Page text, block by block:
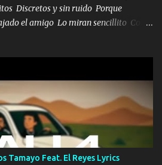
Discretos y sin ruido Porque
el amigo Lo miran sencillito Con
Y sus guitarras ya van sonando
agarrar el vuelo y la mente y
buen trago Y así es como empezamos
(Music) A vido alta y bajas La carreta
Ya me han pasado cosas Y
Pero la vida es muy corta Hay que
Tamayo Feat. El Reyes Lyrics